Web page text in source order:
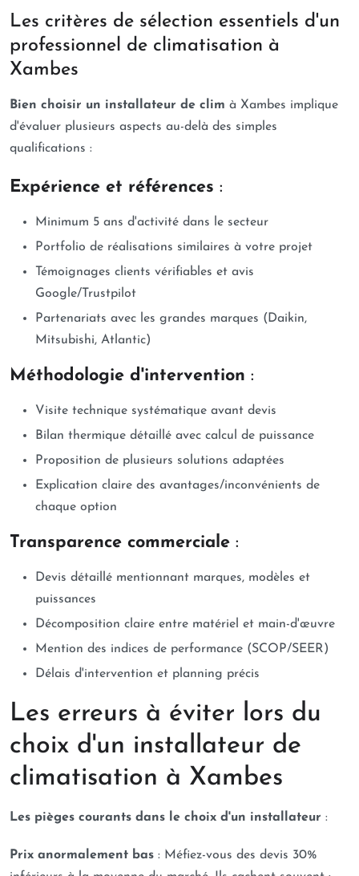
Les critères de sélection essentiels d'un
professionnel de climatisation à
Xambes
Bien choisir un installateur de clim à Xambes implique
d'évaluer plusieurs aspects au-delà des simples
qualifications :
Expérience et références :
Minimum 5 ans d'activité dans le secteur
Portfolio de réalisations similaires à votre projet
Témoignages clients vérifiables et avis
Google/Trustpilot
Partenariats avec les grandes marques (Daikin,
Mitsubishi, Atlantic)
Méthodologie d'intervention :
Visite technique systématique avant devis
Bilan thermique détaillé avec calcul de puissance
Proposition de plusieurs solutions adaptées
Explication claire des avantages/inconvénients de
chaque option
Transparence commerciale :
Devis détaillé mentionnant marques, modèles et
puissances
Décomposition claire entre matériel et main-d'œuvre
Mention des indices de performance (SCOP/SEER)
Délais d'intervention et planning précis
Les erreurs à éviter lors du
choix d'un installateur de
climatisation à Xambes
Les pièges courants dans le choix d'un installateur :
Prix anormalement bas : Méfiez-vous des devis 30%